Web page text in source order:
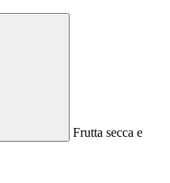
Frutta secca e